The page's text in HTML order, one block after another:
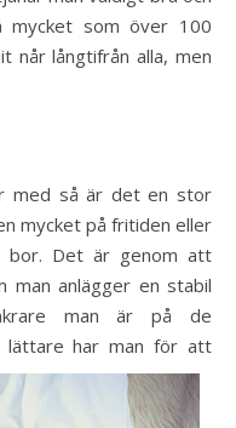
mycket som över 100
når långtifrån alla, men
med så är det en stor
mycket på fritiden eller
bor. Det är genom att
man anlägger en stabil
man är på de
lättare har man för att